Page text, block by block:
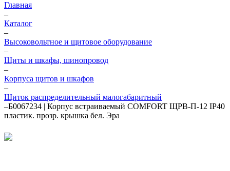
Главная
–
Каталог
–
Высоковольтное и щитовое оборудование
–
Щиты и шкафы, шинопровод
–
Корпуса щитов и шкафов
–
Щиток распределительный малогабаритный
–Б0067234 | Корпус встраиваемый COMFORT ЩРВ-П-12 IP40
пластик. прозр. крышка бел. Эра